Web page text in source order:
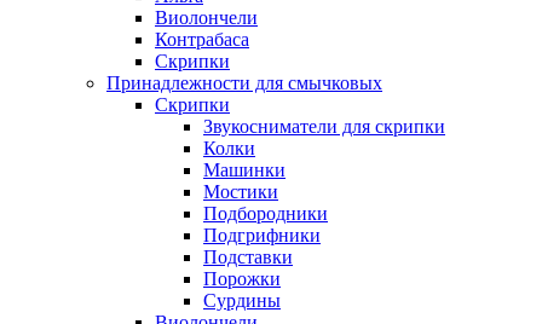
Виолончели
Контрабаса
Скрипки
Принадлежности для смычковых
Скрипки
Звукосниматели для скрипки
Колки
Машинки
Мостики
Подбородники
Подгрифники
Подставки
Порожки
Сурдины